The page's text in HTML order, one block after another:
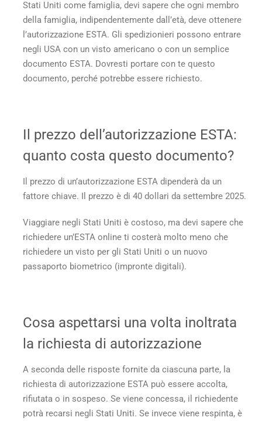
Stati Uniti come famiglia, devi sapere che ogni membro
della famiglia, indipendentemente dall’età, deve ottenere
l’autorizzazione ESTA. Gli spedizionieri possono entrare
negli USA con un visto americano o con un semplice
documento ESTA. Dovresti portare con te questo
documento, perché potrebbe essere richiesto.
Il prezzo dell’autorizzazione ESTA:
quanto costa questo documento?
Il prezzo di un’autorizzazione ESTA dipenderà da un
fattore chiave. Il prezzo è di 40 dollari da settembre 2025.
Viaggiare negli Stati Uniti è costoso, ma devi sapere che
richiedere un’ESTA online ti costerà molto meno che
richiedere un visto per gli Stati Uniti o un nuovo
passaporto biometrico (impronte digitali).
Cosa aspettarsi una volta inoltrata
la richiesta di autorizzazione
A seconda delle risposte fornite da ciascuna parte, la
richiesta di autorizzazione ESTA può essere accolta,
rifiutata o in sospeso. Se viene concessa, il richiedente
potrà recarsi negli Stati Uniti. Se invece viene respinta, è